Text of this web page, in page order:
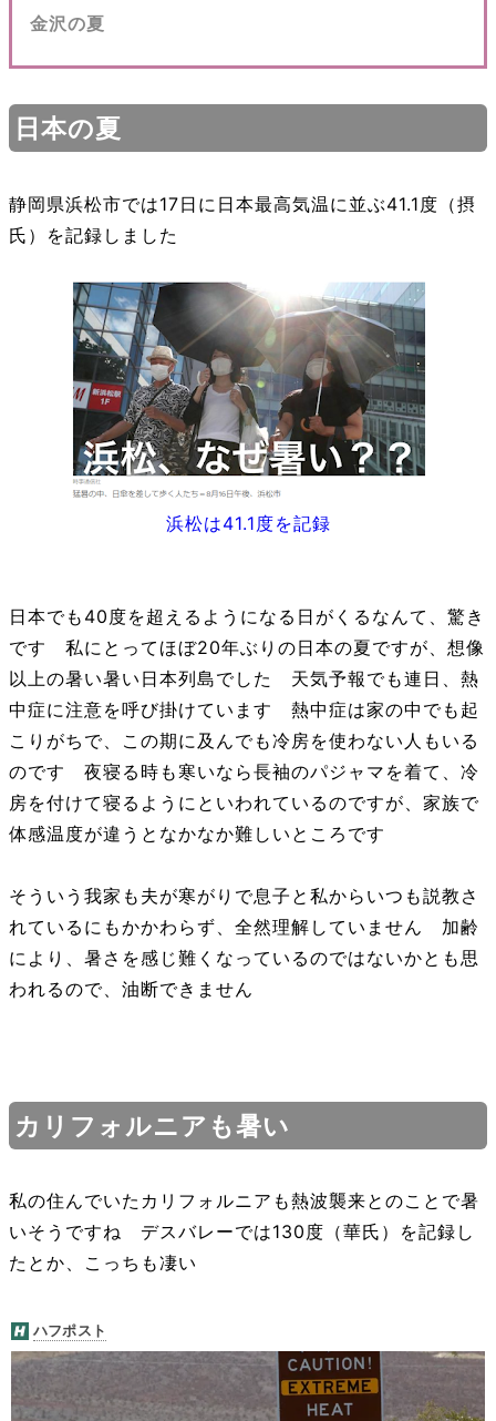
金沢の夏
日本の夏
静岡県浜松市では17日に日本最高気温に並ぶ41.1度（摂
氏）を記録しました
浜松は41.1度を記録
日本でも40度を超えるようになる日がくるなんて、驚き
です 私にとってほぼ20年ぶりの日本の夏ですが、想像
以上の暑い暑い日本列島でした 天気予報でも連日、熱
中症に注意を呼び掛けています 熱中症は家の中でも起
こりがちで、この期に及んでも冷房を使わない人もいる
のです 夜寝る時も寒いなら長袖のパジャマを着て、冷
房を付けて寝るようにといわれているのですが、家族で
体感温度が違うとなかなか難しいところです
そういう我家も夫が寒がりで息子と私からいつも説教さ
れているにもかかわらず、全然理解していません 加齢
により、暑さを感じ難くなっているのではないかとも思
われるので、油断できません
カリフォルニアも暑い
私の住んでいたカリフォルニアも熱波襲来とのことで暑
いそうですね デスバレーでは130度（華氏）を記録し
たとか、こっちも凄い